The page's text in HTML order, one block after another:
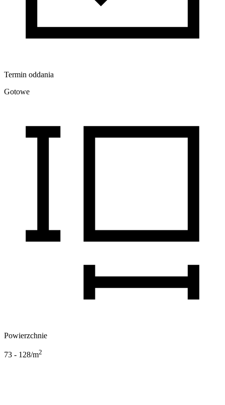
Termin oddania
Gotowe
Powierzchnie
73 - 128/m2